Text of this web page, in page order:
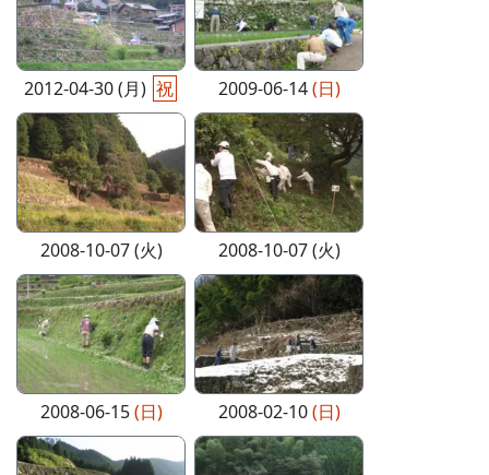
2012-04-30 (月) 祝 2009-06-14(日)
2008-10-07 (火) 2008-10-07 (火)
2008-06-15(日) 2008-02-10(日)